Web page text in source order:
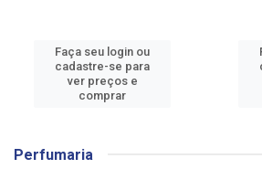
Faça seu login ou
cadastre-se para
ver preços e
comprar
Perfumaria